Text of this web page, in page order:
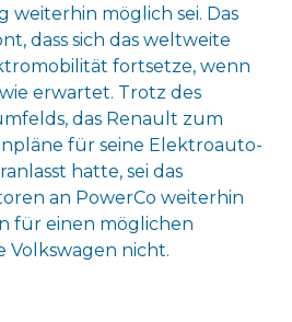
weiterhin möglich sei. Das
dass sich das weltweite
fortsetze, wenn
erwartet. Trotz des
das Renault zum
für seine Elektroauto-
hatte, sei das
an PowerCo weiterhin
für einen möglichen
Volkswagen nicht.